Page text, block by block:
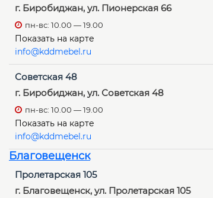
г. Биробиджан, ул. Пионерская 66
пн-вс: 10.00 — 19.00
Показать на карте
info@kddmebel.ru
Советская 48
г. Биробиджан, ул. Советская 48
пн-вс: 10.00 — 19.00
Показать на карте
info@kddmebel.ru
Благовещенск
Пролетарская 105
г. Благовещенск, ул. Пролетарская 105